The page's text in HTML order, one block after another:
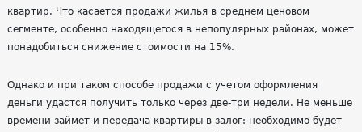
квартир. Что касается продажи жилья в среднем ценовом
сегменте, особенно находящегося в непопулярных районах, может
понадобиться снижение стоимости на 15%.
Однако и при таком способе продажи с учетом оформления
деньги удастся получить только через две-три недели. Не меньше
времени займет и передача квартиры в залог: необходимо будет